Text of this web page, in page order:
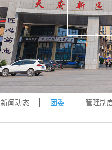
心理健康
学生资助
下载中心
联系我们
实践教学
专业建设
课程建设
教学改革
学术交流
下载专区
安全宣传
新闻动态 团委
管理制